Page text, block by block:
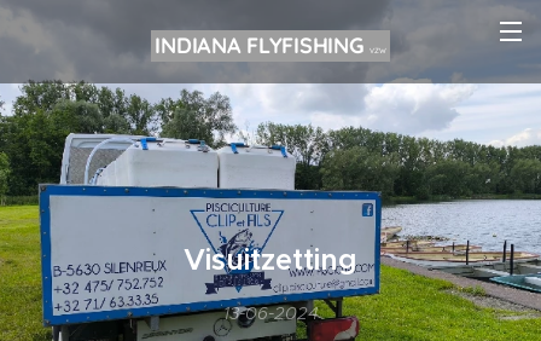
INDIANA FLYFISHINGVZW
Visuitzetting
13-06-2024